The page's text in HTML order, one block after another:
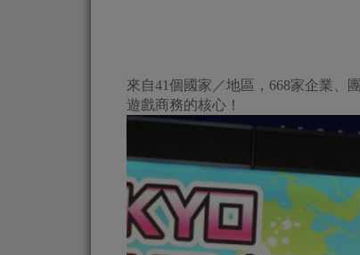
來自41個國家／地區，668家企業、
遊戲商務的核心！